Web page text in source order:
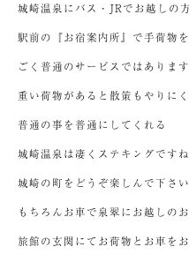
城崎温泉にバス・JRでお越しの方
駅前の『お宿案内所』で手荷物
ごく普通のサービスではあります
重い荷物があると散策もやりに
普通の事を普通にしてくれる
城崎温泉は凄くステキングですね
城崎の町をどうぞ楽しんで下さ
もちろんお車で泉翠にお越しの
旅館の玄関にてお荷物とお車を